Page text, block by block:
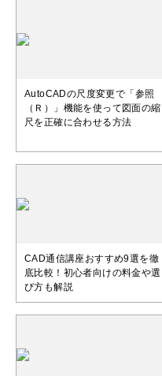
AutoCADの尺度変更で「参照
（Ｒ）」機能を使って図面の縮
尺を正確に合わせる方法
CAD通信講座おすすめ9選を徹
底比較！初心者向けの料金や選
び方も解説